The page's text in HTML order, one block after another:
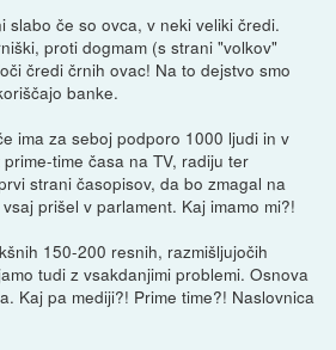
slabo če so ovca, v neki veliki čredi.
proti dogmam (s strani "volkov"
čredi črnih ovac! Na to dejstvo smo
banke.
ima za seboj podporo 1000 ljudi in v
time časa na TV, radiju ter
strani časopisov, da bo zmagal na
prišel v parlament. Kaj imamo mi?!
150-200 resnih, razmišljujočih
tudi z vsakdanjimi problemi. Osnova
Kaj pa mediji?! Prime time?! Naslovnica